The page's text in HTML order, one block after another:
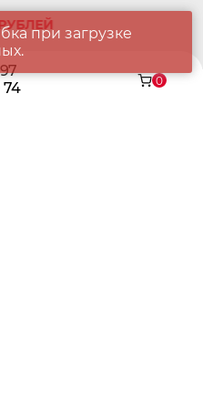
74
0
при загрузке